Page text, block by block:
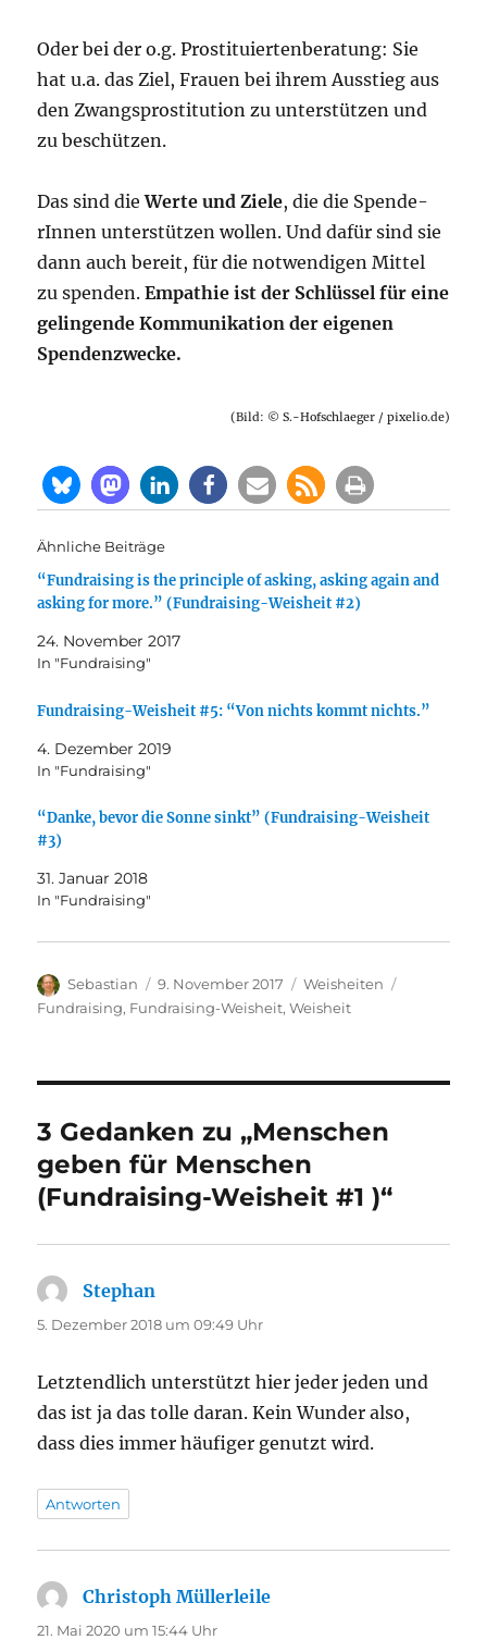
Oder bei der o.g. Pro­sti­tu­ier­ten­be­ra­tung: Sie
hat u.a. das Ziel, Frau­en bei ihrem Aus­stieg aus
den Zwangs­pro­sti­tu­ti­on zu unter­stüt­zen und
zu beschützen.
Das sind dieWer­te und Zie­le, die die Spen­de­
rIn­nen unter­stüt­zen wol­len. Und dafür sind sie
dann auch bereit, für die not­wen­di­gen Mit­tel
zu spen­den.Empa­thie ist der Schlüs­sel für eine
gelin­gen­de Kom­mu­ni­ka­ti­on der eige­nen
Spendenzwecke.
(Bild: © S.-Hofschlaeger / pixelio.de)
Ähnliche Beiträge
“Fundraising is the principle of asking, asking again and
asking for more.” (Fundraising-Weisheit #2)
24. November 2017
In "Fundraising"
Fundraising-Weisheit #5: “Von nichts kommt nichts.”
4. Dezember 2019
In "Fundraising"
“Danke, bevor die Sonne sinkt” (Fundraising-Weisheit
#3)
31. Januar 2018
In "Fundraising"
Autor
Sebastian
Veröffentlicht
am
9. November 2017 Kategorien
Weisheiten
Fundraising, Fundraising-Weisheit,Weisheit
3 Gedanken zu „Menschen
geben für Menschen
(Fundraising-Weisheit #1 )“
Stephan
5. Dezember 2018 um 09:49 Uhr
Letzt­end­lich unter­stützt hier jeder jeden und
das ist ja das tol­le dar­an. Kein Wun­der also,
dass dies immer häu­fi­ger genutzt wird.
Antworten
Christoph Müllerleile
21. Mai 2020 um 15:44 Uhr